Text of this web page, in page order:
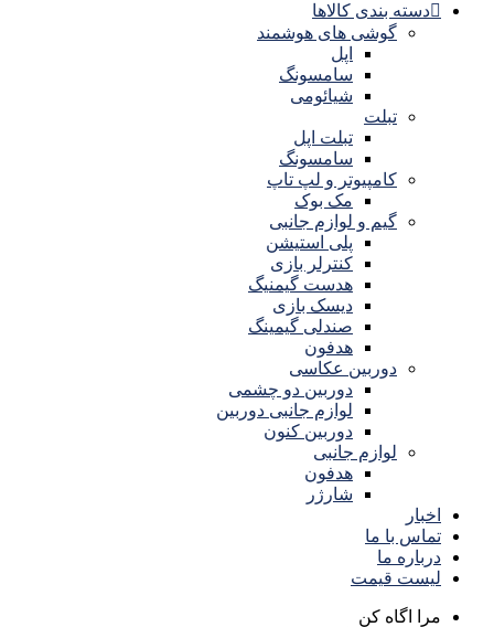
دسته بندی کالاها
گوشی های هوشمند
اپل
سامسونگ
شیائومی
تبلت
تبلت اپل
سامسونگ
کامپیوتر و لپ تاپ
مک بوک
گیم و لوازم جانبی
پلی استیشن
کنترلر بازی
هدست گیمنیگ
دیسک بازی
صندلی گیمینگ
هدفون
دوربین عکاسی
دوربین دو چشمی
لوازم جانبی دوربین
دوربین کنون
لوازم جانبی
هدفون
شارژر
اخبار
تماس با ما
درباره ما
لیست قیمت
مرا اگاه کن